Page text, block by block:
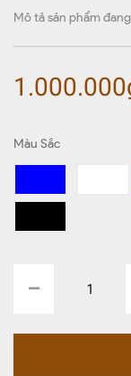
Mô tả sản phẩm
Màu Sắc